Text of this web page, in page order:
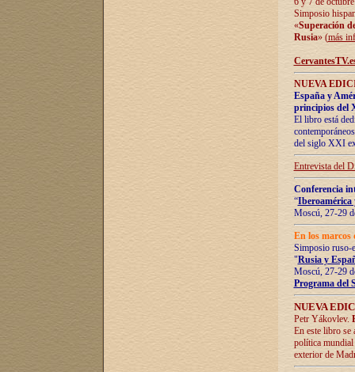
Simposio
«Superación
Rusia» (más
NUEVA
España y
principios del
El libro está
del siglo XXI
Entrevista del
Conferencia
“Iberoamérica
Moscú, 27-29
En los marcos
Simposio ruso-
"Rusia y
Moscú, 27-29
Programa del
NUEVA
Petr Yákovlev.
En este libro se
política mundial
exterior de